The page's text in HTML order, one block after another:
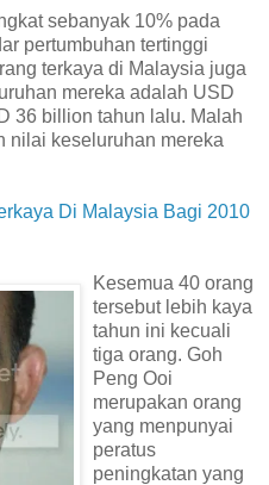
sebanyak 10% pada
pertumbuhan tertinggi
terkaya di Malaysia juga
mereka adalah USD
36 billion tahun lalu. Malah
nilai keseluruhan mereka
Di Malaysia Bagi 2010
Kesemua 40 orang
tersebut lebih kaya
tahun ini kecuali
tiga orang. Goh
Peng Ooi
merupakan orang
yang menpunyai
peratus
peningkatan yang